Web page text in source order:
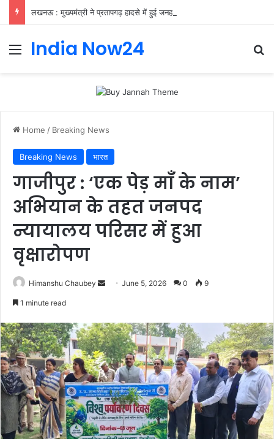
लखनऊ : मुख्यमंत्री ने प्रतापगढ़ हादसे में हुई जनहानि पर जताया शोक
India Now24
Home / Breaking News
Breaking News भारत
गाजीपुर : ‘एक पेड़ माँ के नाम’
अभियान के तहत जनपद
न्यायालय परिसर में हुआ
वृक्षारोपण
Himanshu Chaubey June 5, 2026 0 9
1 minute read